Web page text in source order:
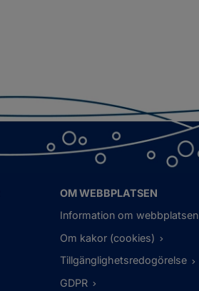
OM WEBBPLATSEN
Information om webbplatsen
Om kakor (cookies)
Tillgänglighetsredogörelse
GDPR